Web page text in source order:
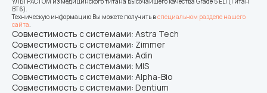
ВТ6).
Техническую информацию Вы можете получить вспециальном разделе нашего
сайта.
Совместимость с системами: Astra Tech
Совместимость с системами: Zimmer
Совместимость с системами: Adin
Совместимость с системами: MIS
Совместимость с системами: Alpha-Bio
Совместимость с системами: Dentium